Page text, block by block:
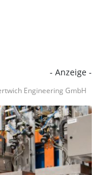
- Anzeige -
Engineering GmbH